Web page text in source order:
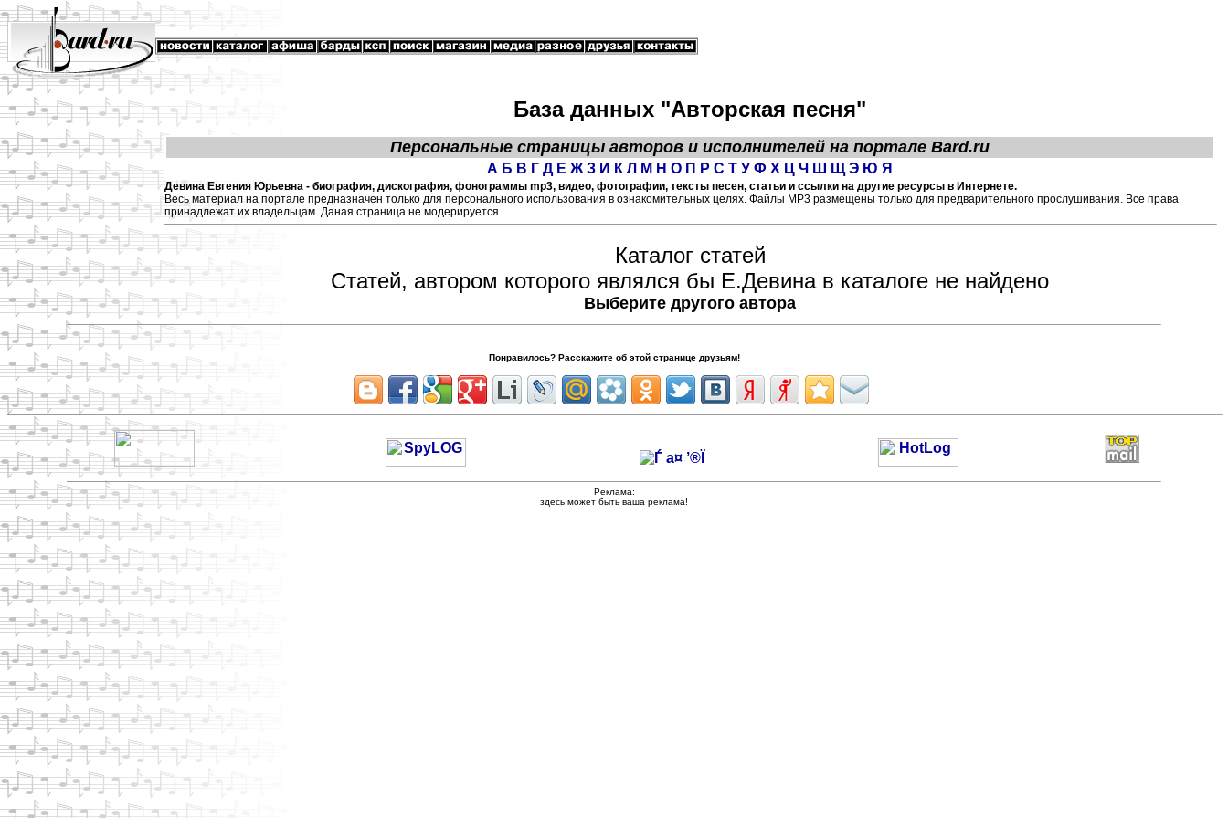
База данных "Авторская песня"
Персональные страницы авторов и исполнителей на портале Bard.ru
А Б В Г Д Е Ж З И К Л М Н О П Р С Т У Ф Х Ц Ч Ш Щ Э Ю Я
Девина Евгения Юрьевна - биография, дискография, фонограммы mp3, видео, фотографии, тексты песен, статьи и ссылки на другие ресурсы в Интернете.
Весь материал на портале предназначен только для персонального использования в ознакомительных целях. Файлы МР3 размещены только для предварительного прослушивания. Все права
принадлежат их владельцам. Даная страница не модерируется.
Каталог статей
Статей, автором которого являлся бы Е.Девина в каталоге не найдено
Выберите другого автора
Понравилось? Расскажите об этой странице друзьям!
Реклама:
здесь может быть ваша реклама!